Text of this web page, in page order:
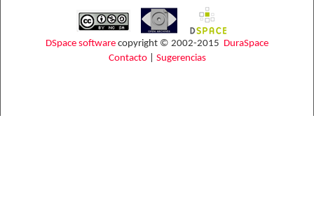
DSpace software copyright © 2002-2015 DuraSpace
Contacto| Sugerencias